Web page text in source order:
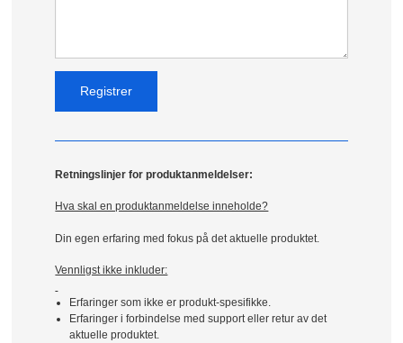
Retningslinjer for produktanmeldelser:
Hva skal en produktanmeldelse inneholde?
Din egen erfaring med fokus på det aktuelle produktet.
Vennligst ikke inkluder:
Erfaringer som ikke er produkt-spesifikke.
Erfaringer i forbindelse med support eller retur av det
aktuelle produktet.